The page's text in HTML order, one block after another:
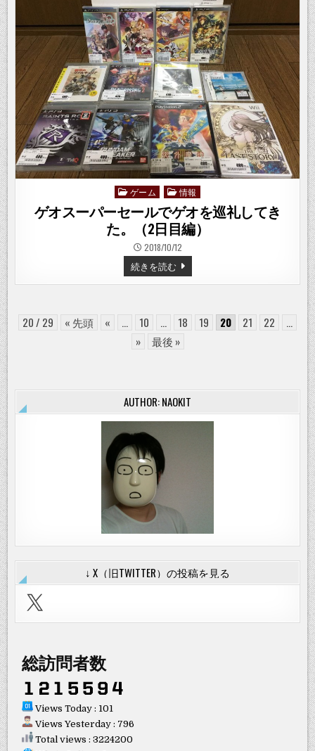
を
作
っ
て
み
た。-
ゲ
ル
マ
ニ
ウ
ム
ラ
ジ
オ
–
Posted
in
ゲーム 情報
ゲオスーパーセールでゲオを巡礼してき
た。（2日目編）
2018/10/12
続きを読むゲ
オ
ス
セ
ー
ル
で
礼
し
て
き
20 / 29 « 先頭 « ... 10 ... 18 19 20 21 22
...
»
最後 »
AUTHOR: NAOKIT
↓ X（旧TWITTER）の投稿を見る
X
総訪問者数
Views Today : 101
Views Yesterday : 796
Total views : 3224200